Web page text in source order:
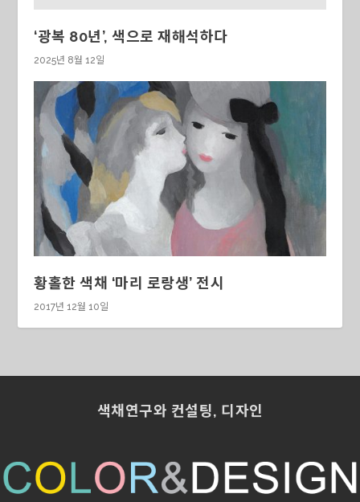
‘광복 80년’, 색으로 재해석하다
2025년 8월 12일
황홀한 색채 ‘마리 로랑생’ 전시
2017년 12월 10일
색채연구와 컨설팅, 디자인